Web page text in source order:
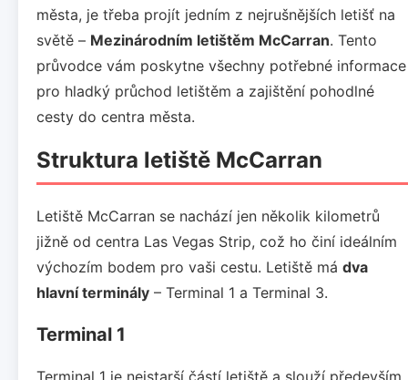
města, je třeba projít jedním z nejrušnějších letišť na
světě – Mezinárodním letištěm McCarran. Tento
průvodce vám poskytne všechny potřebné informace
pro hladký průchod letištěm a zajištění pohodlné
cesty do centra města.
Struktura letiště McCarran
Letiště McCarran se nachází jen několik kilometrů
jižně od centra Las Vegas Strip, což ho činí ideálním
výchozím bodem pro vaši cestu. Letiště má dva
hlavní terminály – Terminal 1 a Terminal 3.
Terminal 1
Terminal 1 je nejstarší částí letiště a slouží především